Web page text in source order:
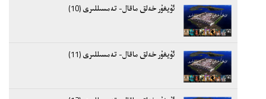
ئۇيغۇر خەلق ماقال- تەمسىللىرى (10)
ئۇيغۇر خەلق ماقال- تەمسىللىرى (11)